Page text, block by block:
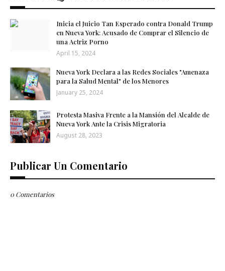
Inicia el Juicio Tan Esperado contra Donald Trump
en Nueva York: Acusado de Comprar el Silencio de
una Actriz Porno
April 15, 2024
Nueva York Declara a las Redes Sociales "Amenaza
para la Salud Mental" de los Menores
January 25, 2024
Protesta Masiva Frente a la Mansión del Alcalde de
Nueva York Ante la Crisis Migratoria
August 28, 2023
Publicar Un Comentario
0 Comentarios